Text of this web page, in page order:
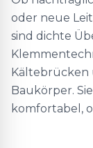
oder neue
sind dichte
Kältebrücken
Baukörper.
komfortabel,